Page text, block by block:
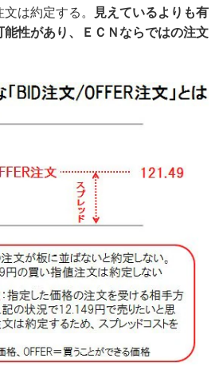
は約定する。
見えているよりも有
性があり、ＥＣＮならではの注文